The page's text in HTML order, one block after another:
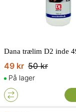
49 kr 50 kr
På lager